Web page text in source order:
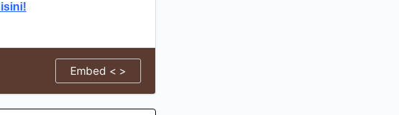
Embed < >